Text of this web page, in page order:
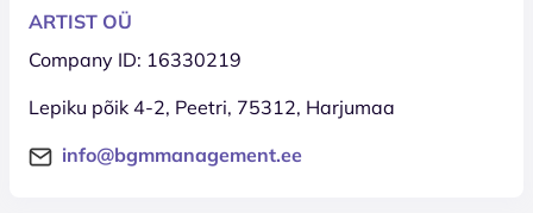
ARTIST OÜ
Company ID: 16330219
Lepiku põik 4-2, Peetri, 75312, Harjumaa
info@bgmmanagement.ee